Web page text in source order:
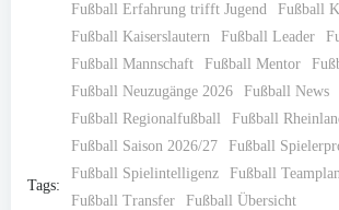
Tags:
Fußball Erfahrung trifft Jugend
Fußball
Fußball Kaiserslautern
Fußball Leader
Fußball Mannschaft
Fußball Mentor
Fußball Neuzugänge 2026
Fußball News
Fußball Regionalfußball
Fußball
Fußball Saison 2026/27
Fußball
Fußball Spielintelligenz
Fußball
Fußball Transfer
Fußball Übersicht